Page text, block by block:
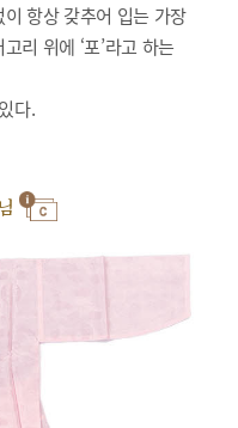
항상 갖추어 입는 가장
리 위에 ‘포’라고 하는
다.